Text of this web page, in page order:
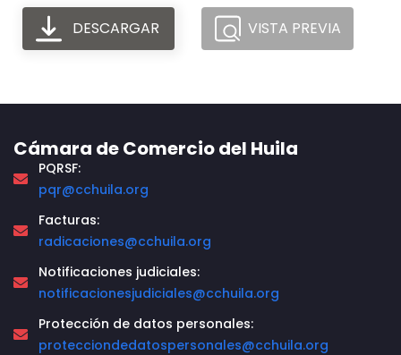
DESCARGAR VISTA PREVIA
Cámara de Comercio del Huila
PQRSF:
pqr@cchuila.org
Facturas:
radicaciones@cchuila.org
Notificaciones judiciales:
notificacionesjudiciales@cchuila.org
Protección de datos personales:
protecciondedatospersonales@cchuila.org